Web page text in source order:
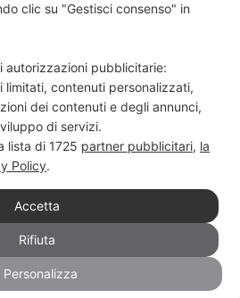
Search
clic su "Gestisci consenso" in
autorizzazioni pubblicitarie:
limitati, contenuti personalizzati,
dei contenuti e degli annunci,
di servizi.
lista di 1725 partner pubblicitari, la
Policy.
Accetta
Rifiuta
Personalizza